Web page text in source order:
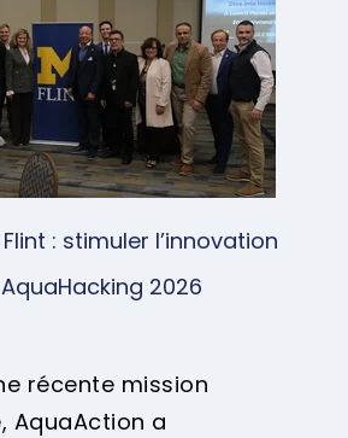
: stimuler l’innovation
2026
récente mission
AquaAction a